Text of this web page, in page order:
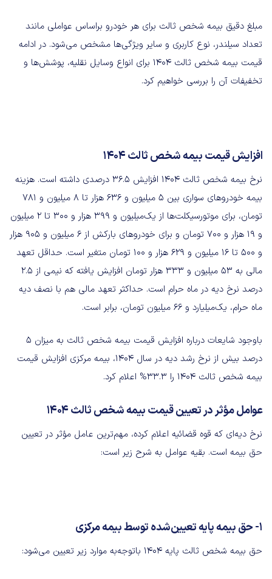
مبلغ دقیق بیمه شخص ثالث برای هر خودرو براساس عواملی مانند
تعداد سیلندر، نوع کاربری و سایر ویژگی‌ها مشخص می‌شود. در ادامه
قیمت بیمه شخص ثالث ۱۴۰۴ برای انواع وسایل نقلیه، پوشش‌ها و
تخفیفات آن را بررسی خواهیم کرد.
افزایش قیمت بیمه شخص ثالث ۱۴۰۴
نرخ بیمه شخص ثالث ۱۴۰۴ افزایش ۳۶.۵ درصدی داشته است. هزینه
بیمه خودروهای سواری بین ۵ میلیون و ۶۳۶ هزار تا ۸ میلیون و ۷۸۱
تومان، برای موتورسیکلت‌ها از یک‌میلیون و ۳۹۹ هزار و ۳۰۰ تا ۲ میلیون
و ۱۹ هزار و ۷۰۰ تومان و برای خودروهای بارکش از ۶ میلیون و ۹۰۵ هزار
و ۵۰۰ تا ۱۶ میلیون و ۶۲۹ هزار و ۱۰۰ تومان متغیر است. حداقل تعهد
مالی به ۵۳ میلیون و ۳۳۳ هزار تومان افزایش یافته که نیمی از ۲.۵
درصد نرخ دیه در ماه حرام است. حداکثر تعهد مالی هم با نصف دیه
ماه حرام، یک‌میلیارد و ۶۶ میلیون تومان، برابر است.
باوجود شایعات درباره افزایش قیمت بیمه شخص ثالث به میزان ۵
درصد بیش از نرخ رشد دیه در سال ۱۴۰۴، بیمه مرکزی افزایش قیمت
بیمه شخص ثالث ۱۴۰۴ را ۳۳.۳% اعلام کرد.
عوامل مؤثر در تعیین قیمت بیمه شخص ثالث ۱۴۰۴
نرخ دیه‌ای که قوه قضائیه اعلام‌ کرده، مهم‌ترین عامل مؤثر در تعیین
حق بیمه است. بقیه عوامل به شرح زیر است:
۱- حق بیمه پایه تعیین‌شده توسط بیمه مرکزی
حق بیمه شخص ثالث پایه ۱۴۰۴ باتوجه‌به موارد زیر تعیین می‌شود: